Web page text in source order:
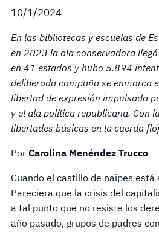
10/1/2024
En las bibliotecas y escuelas de
en 2023 la ola conservadora
en 41 estados y hubo 5.894
deliberada campaña se enmarca
libertad de expresión impulsada
y el ala política republicana. Con
libertades básicas en la cuerda
Por Carolina Menéndez Trucco
Cuando el castillo de naipes está
Pareciera que la crisis del
a tal punto que no resiste los
año pasado, grupos de padres